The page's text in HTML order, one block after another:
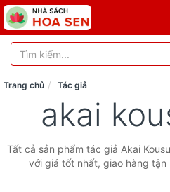
Trang chủ Tác giả
akai
Tất cả sản phẩm tác giả Akai
với giá tốt nhất, giao hàng tận